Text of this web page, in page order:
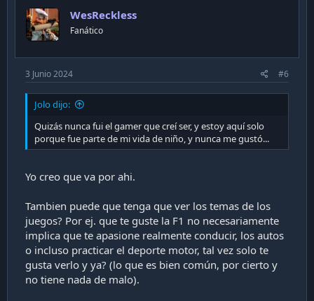
o
n
s
WesReckless
Fanático
3 Junio 2024 #6
Jolo dijo:
Quizás nunca fui el gamer que creí ser, y estoy aquí solo
porque fue parte de mi vida de niño, y nunca me gustó...
Yo creo que va por ahi.
Tambien puede que tenga que ver los temas de los
juegos? Por ej. que te guste la F1 no necesariamente
implica que te apasione realmente conducir, los autos
o incluso practicar el deporte motor, tal vez solo te
gusta verlo y ya? (lo que es bien común, por cierto y
no tiene nada de malo).